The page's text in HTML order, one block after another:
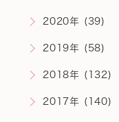
2020年 (39)
2019年 (58)
2018年 (132)
2017年 (140)